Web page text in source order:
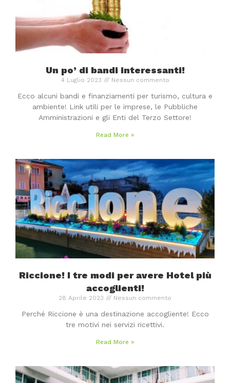
Un po’ di bandi interessanti!
4 Luglio 2023 Nessun commento
Ecco alcuni bandi e finanziamenti per turismo, cultura e
ambiente! Link utili per le imprese, le Pubbliche
Amministrazioni e gli Enti del Terzo Settore!
Read More »
Riccione! I tre modi per avere Hotel più
accoglienti!
28 Aprile 2023 Nessun commento
Perché Riccione è una destinazione accogliente! Ecco
tre motivi nei servizi ricettivi.
Read More »